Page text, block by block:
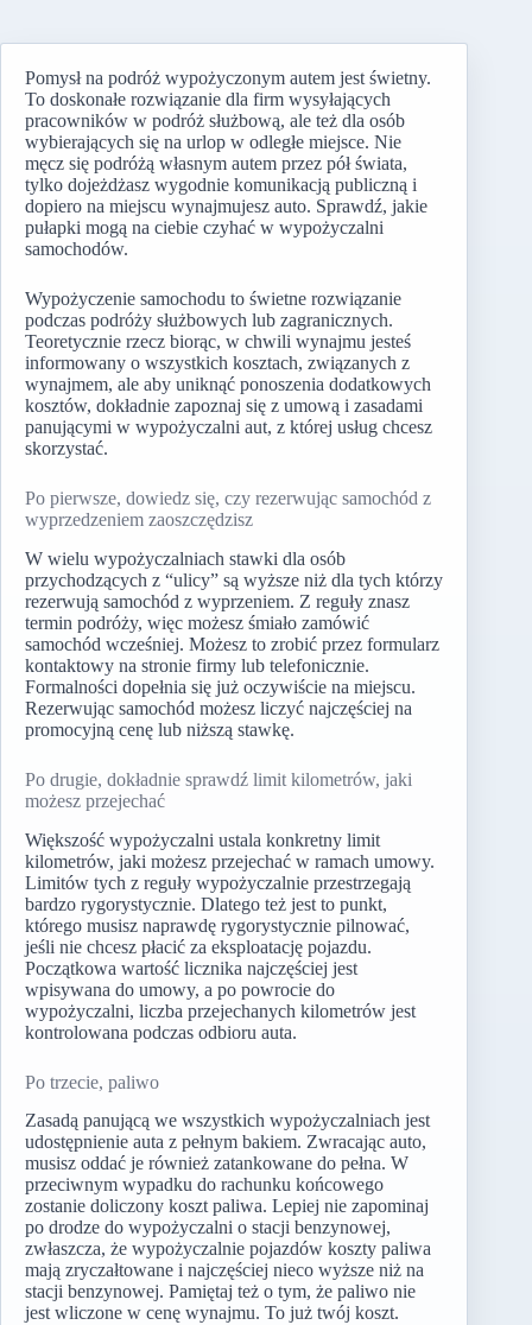
Pomysł na podróż wypożyczonym autem jest świetny.
To doskonałe rozwiązanie dla firm wysyłających
pracowników w podróż służbową, ale też dla osób
wybierających się na urlop w odległe miejsce. Nie
męcz się podróżą własnym autem przez pół świata,
tylko dojeżdżasz wygodnie komunikacją publiczną i
dopiero na miejscu wynajmujesz auto. Sprawdź, jakie
pułapki mogą na ciebie czyhać w wypożyczalni
samochodów.
Wypożyczenie samochodu to świetne rozwiązanie
podczas podróży służbowych lub zagranicznych.
Teoretycznie rzecz biorąc, w chwili wynajmu jesteś
informowany o wszystkich kosztach, związanych z
wynajmem, ale aby uniknąć ponoszenia dodatkowych
kosztów, dokładnie zapoznaj się z umową i zasadami
panującymi w wypożyczalni aut, z której usług chcesz
skorzystać.
Po pierwsze, dowiedz się, czy rezerwując samochód z
wyprzedzeniem zaoszczędzisz
W wielu wypożyczalniach stawki dla osób
przychodzących z “ulicy” są wyższe niż dla tych którzy
rezerwują samochód z wyprzeniem. Z reguły znasz
termin podróży, więc możesz śmiało zamówić
samochód wcześniej. Możesz to zrobić przez formularz
kontaktowy na stronie firmy lub telefonicznie.
Formalności dopełnia się już oczywiście na miejscu.
Rezerwując samochód możesz liczyć najczęściej na
promocyjną cenę lub niższą stawkę.
Po drugie, dokładnie sprawdź limit kilometrów, jaki
możesz przejechać
Większość wypożyczalni ustala konkretny limit
kilometrów, jaki możesz przejechać w ramach umowy.
Limitów tych z reguły wypożyczalnie przestrzegają
bardzo rygorystycznie. Dlatego też jest to punkt,
którego musisz naprawdę rygorystycznie pilnować,
jeśli nie chcesz płacić za eksploatację pojazdu.
Początkowa wartość licznika najczęściej jest
wpisywana do umowy, a po powrocie do
wypożyczalni, liczba przejechanych kilometrów jest
kontrolowana podczas odbioru auta.
Po trzecie, paliwo
Zasadą panującą we wszystkich wypożyczalniach jest
udostępnienie auta z pełnym bakiem. Zwracając auto,
musisz oddać je również zatankowane do pełna. W
przeciwnym wypadku do rachunku końcowego
zostanie doliczony koszt paliwa. Lepiej nie zapominaj
po drodze do wypożyczalni o stacji benzynowej,
zwłaszcza, że wypożyczalnie pojazdów koszty paliwa
mają zryczałtowane i najczęściej nieco wyższe niż na
stacji benzynowej. Pamiętaj też o tym, że paliwo nie
jest wliczone w cenę wynajmu. To już twój koszt.